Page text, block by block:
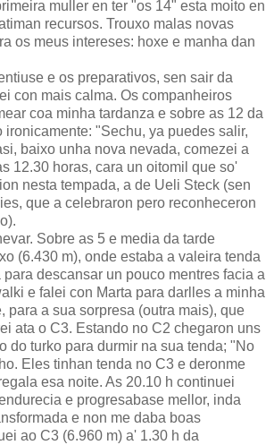
muller en ter "os 14" esta moito en
recursos. Trouxo malas novas
os meus intereses: hoxe e manha dan
e os preparativos, sen sair da
con mais calma. Os companheiros
coa minha tardanza e sobre as 12 da
ironicamente: "Sechu, ya puedes salir,
baixo unha nova nevada, comezei a
12.30 horas, cara un oitomil que so'
nesta tempada, a de Ueli Steck (sen
que a celebraron pero reconheceron
Sobre as 5 e media da tarde
(6.430 m), onde estaba a valeira tenda
descansar un pouco mentres facia a
e falei con Marta para darlles a minha
para a sua sorpresa (outra mais), que
ata o C3. Estando no C2 chegaron uns
do turko para durmir na sua tenda; "No
Eles tinhan tenda no C3 e deronme
esa noite. As 20.10 h continuei
e progresabase mellor, inda
e non me daba boas
ao C3 (6.960 m) a' 1.30 h da